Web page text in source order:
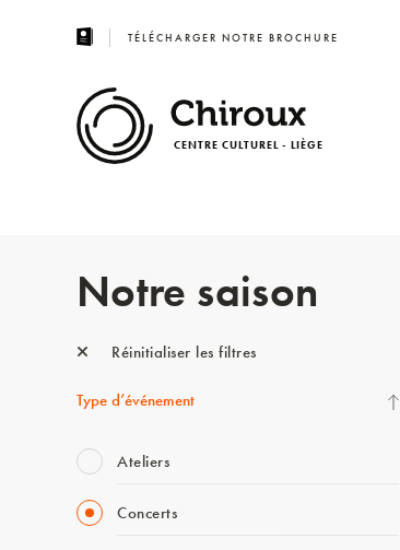
TÉLÉCHARGER NOTRE BROCHURE
CENTRE CULTUREL - LIÈGE
Notre saison
Réinitialiser les filtres
Type d’événement
Ateliers
Concerts